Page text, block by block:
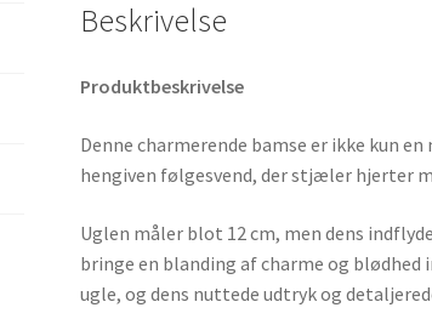
Beskrivelse
Produktbeskrivelse
Denne charmerende bamse er ikke kun
hengiven følgesvend, der stjæler hjerter
Uglen måler blot 12 cm, men dens
bringe en blanding af charme og
ugle, og dens nuttede udtryk og